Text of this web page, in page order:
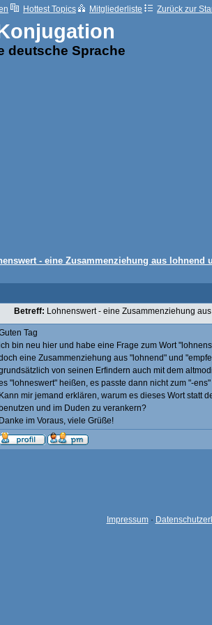
Hottest Topics Mitgliederliste Zurück zur
deutsche Sprache
- eine Zusammenziehung aus lohnend
Betreff: Lohnenswert - eine Zusammenziehung
Tag
bin neu hier und habe eine Frage zum Wort
eine Zusammenziehung aus "lohnend" und
von seinen Erfindern auch mit dem
"lohneswert" heißen, es passte dann nicht zum "-
Kann mir jemand erklären, warum es dieses Wort statt
benutzen und im Duden zu verankern?
Danke im Voraus, viele Grüße!
Impressum·